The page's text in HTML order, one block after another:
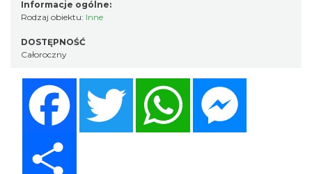
Informacje ogólne:
Rodzaj obiektu: Inne
DOSTĘPNOŚĆ
Całoroczny
Twitter WhatsApp